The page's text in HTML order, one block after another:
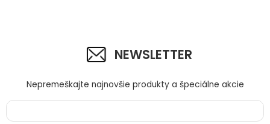
NEWSLETTER
Nepremeškajte najnovšie produkty a špeciálne akcie